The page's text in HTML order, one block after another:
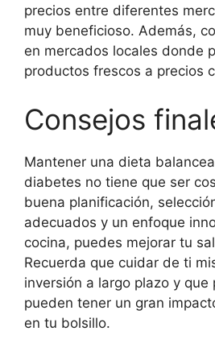
precios entre diferentes
muy beneficioso. Además,
en mercados locales donde
productos frescos a precios
Consejos
Mantener una dieta
diabetes no tiene que ser
buena planificación,
adecuados y un enfoque
cocina, puedes mejorar tu
Recuerda que cuidar de ti
inversión a largo plazo y que
pueden tener un gran
en tu bolsillo.